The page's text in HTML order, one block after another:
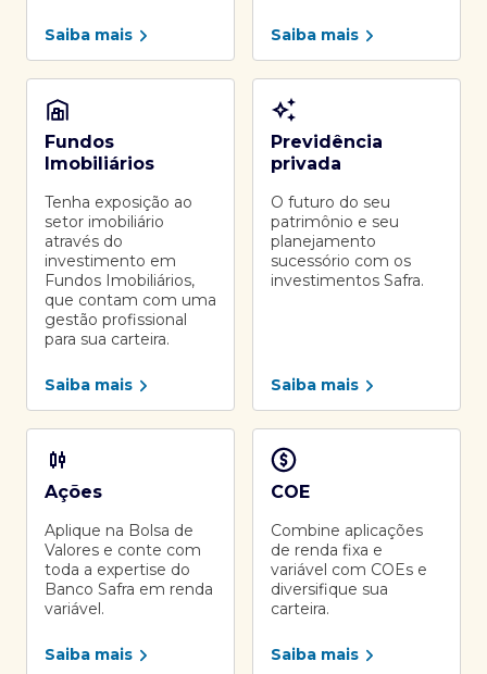
Saiba mais Saiba mais
Fundos
Imobiliários
Tenha exposição ao
setor imobiliário
através do
investimento em
Fundos Imobiliários,
que contam com uma
gestão profissional
para sua carteira.
Saiba mais
Previdência
privada
O futuro do seu
patrimônio e seu
planejamento
sucessório com os
investimentos Safra.
Saiba mais
Ações
Aplique na Bolsa de
Valores e conte com
toda a expertise do
Banco Safra em renda
variável.
Saiba mais
COE
Combine aplicações
de renda fixa e
variável com COEs e
diversifique sua
carteira.
Saiba mais